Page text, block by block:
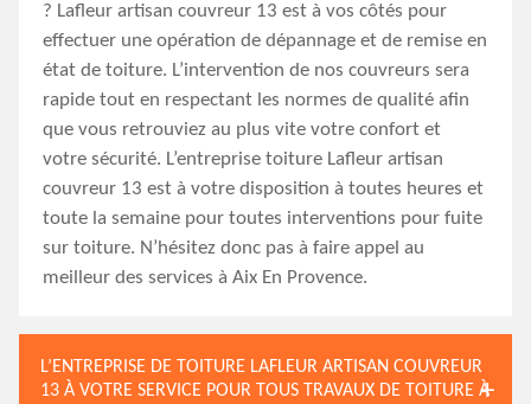
? Lafleur artisan couvreur 13 est à vos côtés pour
effectuer une opération de dépannage et de remise en
état de toiture. L’intervention de nos couvreurs sera
rapide tout en respectant les normes de qualité afin
que vous retrouviez au plus vite votre confort et
votre sécurité. L’entreprise toiture Lafleur artisan
couvreur 13 est à votre disposition à toutes heures et
toute la semaine pour toutes interventions pour fuite
sur toiture. N’hésitez donc pas à faire appel au
meilleur des services à Aix En Provence.
L’ENTREPRISE DE TOITURE LAFLEUR ARTISAN COUVREUR
13 À VOTRE SERVICE POUR TOUS TRAVAUX DE TOITURE À